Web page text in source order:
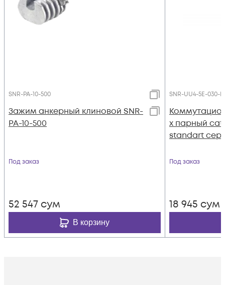
SNR-PA-10-500
Зажим анкерный клиновой SNR-
PA-10-500
Под заказ
52 547 сум
В корзину
SNR-UU4-5E-030-
х парный
standart
Под заказ
18 945 сум